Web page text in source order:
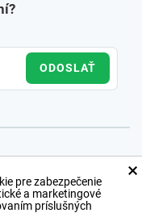
ODOSLAŤ
×
pre zabezpečenie
a marketingové
príslušných